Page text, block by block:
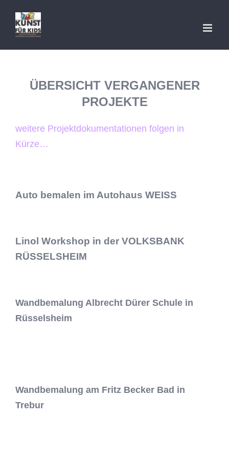
Inhalt
springen
ÜBERSICHT VERGANGENER
PROJEKTE
weitere Projektdokumentationen folgen in
Kürze…
Auto bemalen im Autohaus WEISS
Linol Workshop in der VOLKSBANK
RÜSSELSHEIM
Wandbemalung Albrecht Dürer Schule in
Rüsselsheim
Wandbemalung am Fritz Becker Bad in
Trebur